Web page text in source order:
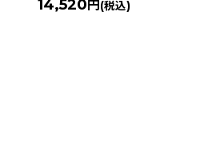
14,520 円 (税込)